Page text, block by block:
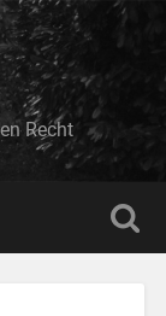
Recht